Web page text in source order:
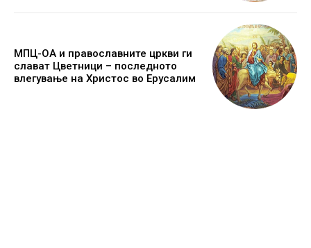
МПЦ-ОА и православните цркви ги
слават Цветници – последното
влегување на Христос во Ерусалим